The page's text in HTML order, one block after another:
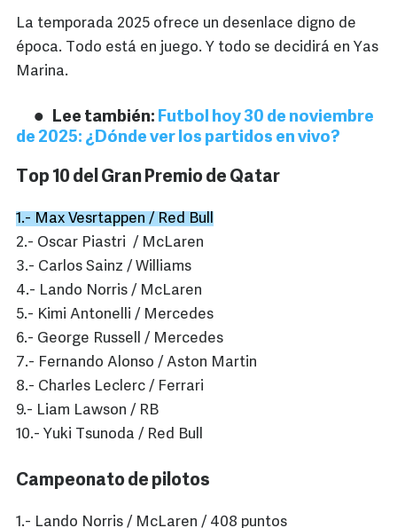
La temporada 2025 ofrece un desenlace digno de
época. Todo está en juego. Y todo se decidirá en Yas
Marina.
Lee también: Futbol hoy 30 de noviembre
de 2025: ¿Dónde ver los partidos en vivo?
Top 10 del Gran Premio de Qatar
1.- Max Vesrtappen / Red Bull
2.- Oscar Piastri / McLaren
3.- Carlos Sainz / Williams
4.- Lando Norris / McLaren
5.- Kimi Antonelli / Mercedes
6.- George Russell / Mercedes
7.- Fernando Alonso / Aston Martin
8.- Charles Leclerc / Ferrari
9.- Liam Lawson / RB
10.- Yuki Tsunoda / Red Bull
Campeonato de pilotos
1.- Lando Norris / McLaren / 408 puntos